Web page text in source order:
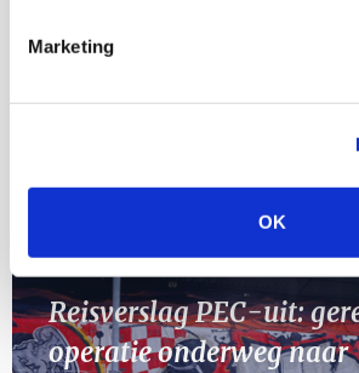
Marketing
OK
Blogs
Reisverslag PEC-uit:
operatie onderweg naar